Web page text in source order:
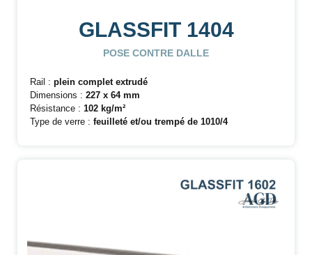
GLASSFIT 1404
POSE CONTRE DALLE
Rail : plein complet extrudé
Dimensions : 227 x 64 mm
Résistance : 102 kg/m²
Type de verre : feuilleté et/ou trempé de 1010/4